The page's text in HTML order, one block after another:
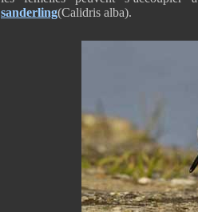
sanderling(Calidris alba).